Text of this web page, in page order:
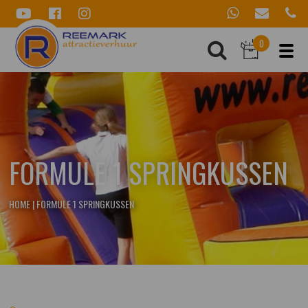
0
FORMULE 1 SPRINGKUSSEN
HOME|FORMULE 1 SPRINGKUSSEN